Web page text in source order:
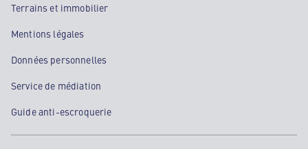
Terrains et immobilier
Mentions légales
Données personnelles
Service de médiation
Guide anti-escroquerie